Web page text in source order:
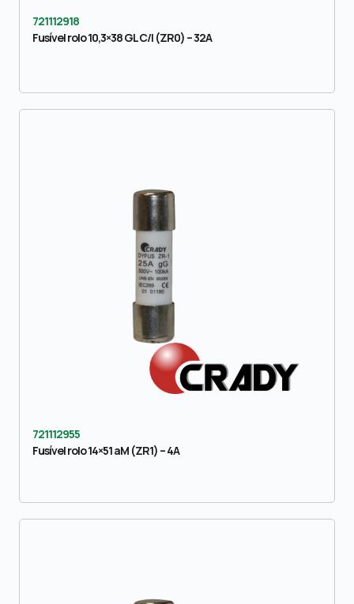
721112918
Fusível rolo 10,3×38 GL C/I (ZR0) – 32A
721112955
Fusível rolo 14×51 aM (ZR1) – 4A